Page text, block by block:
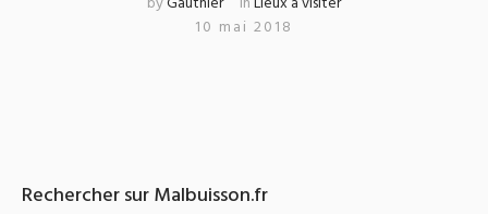
10 mai 2018
Rechercher sur Malbuisson.fr